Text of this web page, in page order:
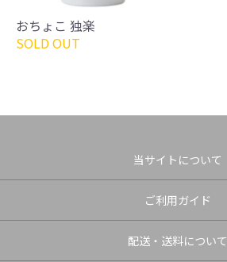
おちょこ 独楽
SOLD OUT
当サイトについて
ご利用ガイド
配送・送料について